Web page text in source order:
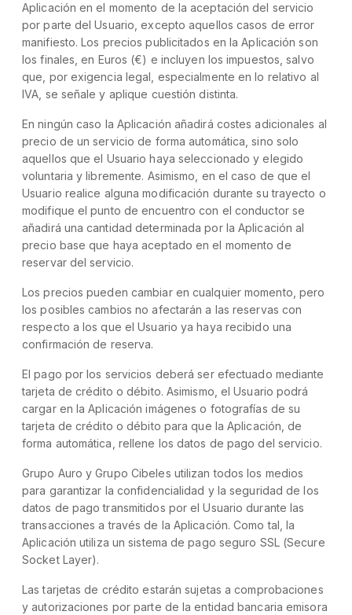
Aplicación en el momento de la aceptación del servicio
por parte del Usuario, excepto aquellos casos de error
manifiesto. Los precios publicitados en la Aplicación son
los finales, en Euros (€) e incluyen los impuestos, salvo
que, por exigencia legal, especialmente en lo relativo al
IVA, se señale y aplique cuestión distinta.
En ningún caso la Aplicación añadirá costes adicionales al
precio de un servicio de forma automática, sino solo
aquellos que el Usuario haya seleccionado y elegido
voluntaria y libremente. Asimismo, en el caso de que el
Usuario realice alguna modificación durante su trayecto o
modifique el punto de encuentro con el conductor se
añadirá una cantidad determinada por la Aplicación al
precio base que haya aceptado en el momento de
reservar del servicio.
Los precios pueden cambiar en cualquier momento, pero
los posibles cambios no afectarán a las reservas con
respecto a los que el Usuario ya haya recibido una
confirmación de reserva.
El pago por los servicios deberá ser efectuado mediante
tarjeta de crédito o débito. Asimismo, el Usuario podrá
cargar en la Aplicación imágenes o fotografías de su
tarjeta de crédito o débito para que la Aplicación, de
forma automática, rellene los datos de pago del servicio.
Grupo Auro y Grupo Cibeles utilizan todos los medios
para garantizar la confidencialidad y la seguridad de los
datos de pago transmitidos por el Usuario durante las
transacciones a través de la Aplicación. Como tal, la
Aplicación utiliza un sistema de pago seguro SSL (Secure
Socket Layer).
Las tarjetas de crédito estarán sujetas a comprobaciones
y autorizaciones por parte de la entidad bancaria emisora